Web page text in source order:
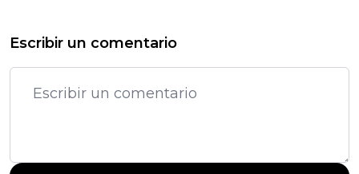
Escribir un comentario